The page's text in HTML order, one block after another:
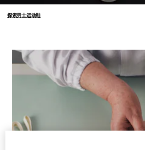
探索男士运动鞋